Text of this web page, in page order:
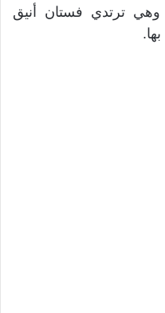
وهي ترتدي فستان أنيق